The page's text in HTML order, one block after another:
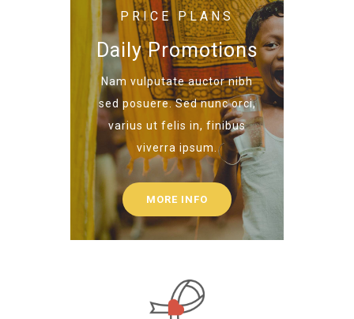
PRICE PLANS
Daily Promotions
Nam vulputate auctor nibh
sed posuere. Sed nunc orci,
varius ut felis in, finibus
viverra ipsum.
MORE INFO